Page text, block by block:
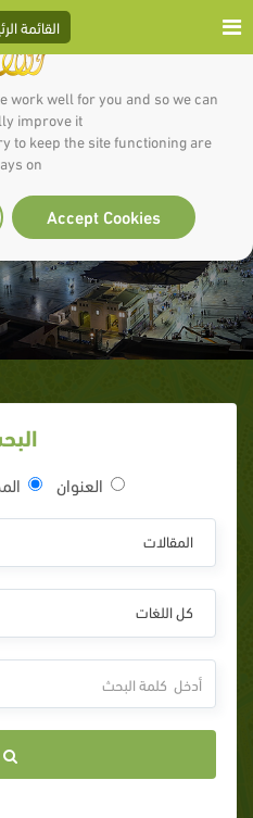
work well for you and so we can
improve it.
to keep the site functioning are
on
Accept Cookies
القائمة
غَزْوَةُ
العنوان
المقالات
كل اللغات